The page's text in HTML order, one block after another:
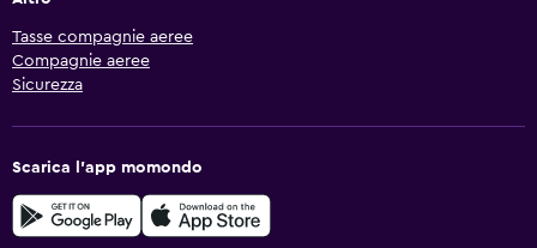
Tasse compagnie aeree
Compagnie aeree
Sicurezza
Scarica l'app momondo